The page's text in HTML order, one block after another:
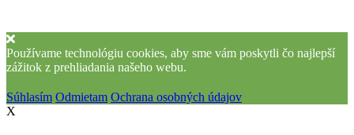
Používame technológiu cookies, aby sme vám poskytli čo najlepší
zážitok z prehliadania našeho webu.
Súhlasím Odmietam Ochrana osobných údajov
X